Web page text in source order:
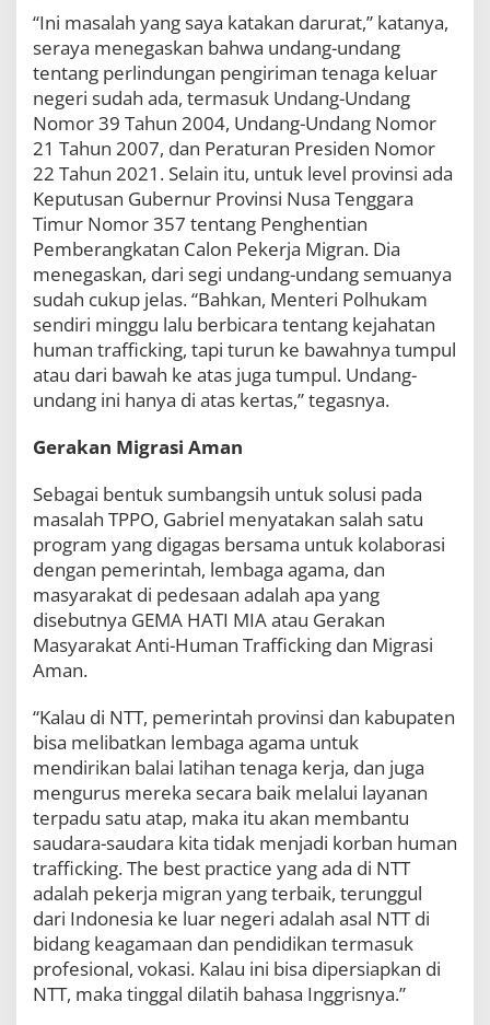
“Ini masalah yang saya katakan darurat,” katanya,
seraya menegaskan bahwa undang-undang
tentang perlindungan pengiriman tenaga keluar
negeri sudah ada, termasuk Undang-Undang
Nomor 39 Tahun 2004, Undang-Undang Nomor
21 Tahun 2007, dan Peraturan Presiden Nomor
22 Tahun 2021. Selain itu, untuk level provinsi ada
Keputusan Gubernur Provinsi Nusa Tenggara
Timur Nomor 357 tentang Penghentian
Pemberangkatan Calon Pekerja Migran. Dia
menegaskan, dari segi undang-undang semuanya
sudah cukup jelas. “Bahkan, Menteri Polhukam
sendiri minggu lalu berbicara tentang kejahatan
human trafficking, tapi turun ke bawahnya tumpul
atau dari bawah ke atas juga tumpul. Undang-
undang ini hanya di atas kertas,” tegasnya.
Gerakan Migrasi Aman
Sebagai bentuk sumbangsih untuk solusi pada
masalah TPPO, Gabriel menyatakan salah satu
program yang digagas bersama untuk kolaborasi
dengan pemerintah, lembaga agama, dan
masyarakat di pedesaan adalah apa yang
disebutnya GEMA HATI MIA atau Gerakan
Masyarakat Anti-Human Trafficking dan Migrasi
Aman.
“Kalau di NTT, pemerintah provinsi dan kabupaten
bisa melibatkan lembaga agama untuk
mendirikan balai latihan tenaga kerja, dan juga
mengurus mereka secara baik melalui layanan
terpadu satu atap, maka itu akan membantu
saudara-saudara kita tidak menjadi korban human
trafficking. The best practice yang ada di NTT
adalah pekerja migran yang terbaik, terunggul
dari Indonesia ke luar negeri adalah asal NTT di
bidang keagamaan dan pendidikan termasuk
profesional, vokasi. Kalau ini bisa dipersiapkan di
NTT, maka tinggal dilatih bahasa Inggrisnya.”